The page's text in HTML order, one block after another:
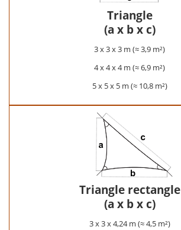
Triangle
(a x b x c)
3 x 3 x 3 m (≈ 3,9 m²)
4 x 4 x 4 m (≈ 6,9 m²)
5 x 5 x 5 m (≈ 10,8 m²)
Triangle rectangle
(a x b x c)
3 x 3 x 4,24 m (≈ 4,5 m²)